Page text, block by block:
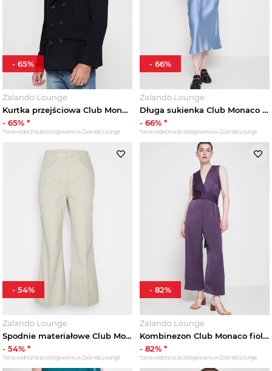
Zalando Lounge
Kurtka przejściowa Club Monaco błękit królewski
- 65% *
*cena widoczna po zalogowaniu w Zalando Lounge
- 65%
Zalando Lounge
Długa sukienka Club Monaco niebieski
- 66% *
*cena widoczna po zalogowaniu w Zalando Lounge
- 66%
Zalando Lounge
Spodnie materiałowe Club Monaco beżowy
- 54% *
*cena widoczna po zalogowaniu w Zalando Lounge
- 54%
Zalando Lounge
Kombinezon Club Monaco fioletowy
- 82% *
*cena widoczna po zalogowaniu w Zalando Lounge
- 82%